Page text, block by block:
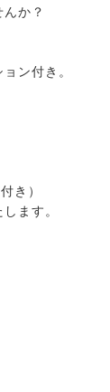
か？
ン付き。
き）
ます。